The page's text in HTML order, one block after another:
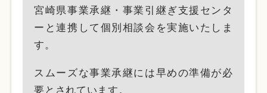
宮崎県事業承継・事業引継ぎ支援センタ
ーと連携して個別相談会を実施いたしま
す。
スムーズな事業承継には早めの準備が必
要とされています。